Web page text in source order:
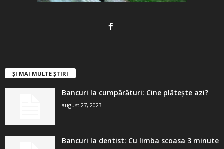
ȘI MAI MULTE ȘTIRI
Bancuri la cumpărături: Cine plătește azi?
august 27, 2023
Bancuri la dentist: Cu limba scoasa 3 minute